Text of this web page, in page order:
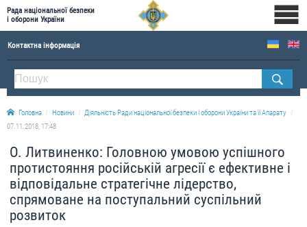
Рада національної безпеки
і оборони України
Контактна інформація
ПРО РНБОУ
Склад Ради національної безпеки і оборони України
Апарат Ради національної безпеки і оборони України
Історична довідка про діяльність Ради національної безпеки і оборони України
ОФІЦІЙНІ ДОКУМЕНТИ
ПРЕСЦЕНТР
Головна Новини
Діяльність Ради національної безпеки і оборони України та її Апарату
07.11.2018, 17:48
О. Литвиненко: Головною умовою успішного
протистояння російській агресії є ефективне і
відповідальне стратегічне лідерство,
спрямоване на поступальний суспільний
розвиток